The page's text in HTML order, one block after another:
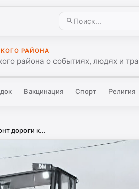
РАЙОНА
района о событиях, людях и
Вакцинация Спорт Религия
дороги к...